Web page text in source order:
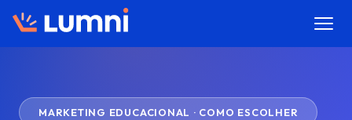
MARKETING EDUCACIONAL · COMO ESCOLHER